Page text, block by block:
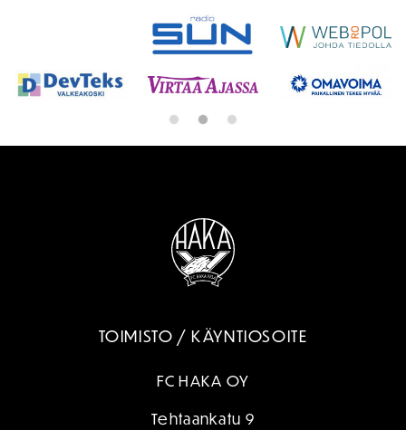
TOIMISTO / KÄYNTIOSOITE
FC HAKA OY
Tehtaankatu 9